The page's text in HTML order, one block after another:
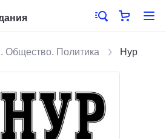
Общество. Политика Нур